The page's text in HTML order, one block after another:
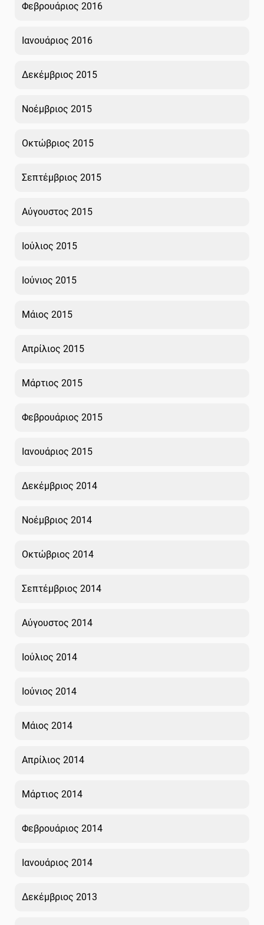
Φεβρουάριος 2016
Ιανουάριος 2016
Δεκέμβριος 2015
Νοέμβριος 2015
Οκτώβριος 2015
Σεπτέμβριος 2015
Αύγουστος 2015
Ιούλιος 2015
Ιούνιος 2015
Μάιος 2015
Απρίλιος 2015
Μάρτιος 2015
Φεβρουάριος 2015
Ιανουάριος 2015
Δεκέμβριος 2014
Νοέμβριος 2014
Οκτώβριος 2014
Σεπτέμβριος 2014
Αύγουστος 2014
Ιούλιος 2014
Ιούνιος 2014
Μάιος 2014
Απρίλιος 2014
Μάρτιος 2014
Φεβρουάριος 2014
Ιανουάριος 2014
Δεκέμβριος 2013